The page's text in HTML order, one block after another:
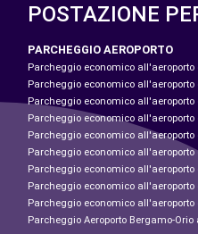
POSTAZIONE
PARCHEGGIO AEROPORTO
Parcheggio economico all'aeroporto
Parcheggio economico all'aeroporto
Parcheggio economico all'aeroporto
Parcheggio economico all'aeroporto
Parcheggio economico all'aeroporto
Parcheggio economico all'aeroporto
Parcheggio economico all'aeroporto
Parcheggio economico all'aeroporto
Parcheggio economico all'aeroporto
Parcheggio Aeroporto Bergamo-Orio